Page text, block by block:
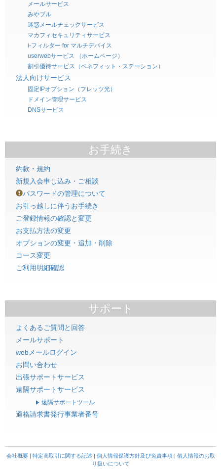
メールサービス
みやブル
迷惑メールチェックサービス
マカフィセキュリティサービス
i-フィルター for マルチデバイス
userwebサービス （ホームページ）
割引優待サービス（ベネフィット・ステーション）
法人向けサービス
固定IPオプション（フレッツ光）
ドメイン管理サービス
DNSサービス
お手続き
約款・規約
新規入会申し込み・ご相談
パスワードの管理について
お引っ越しに伴うお手続き
ご登録情報の確認と変更
お支払方法の変更
オプションの変更・追加・削除
コース変更
ご利用明細確認
サポート
よくあるご質問と回答
メールサポート
webメールログイン
お問い合わせ
出張サポートサービス
遠隔サポートサービス
遠隔サポートツール
適格請求書発行事業者番号
会社概要| 特定商取引に関する記述 個人情報保護方針及び免責事項| 個人情報のお取
り扱いについて